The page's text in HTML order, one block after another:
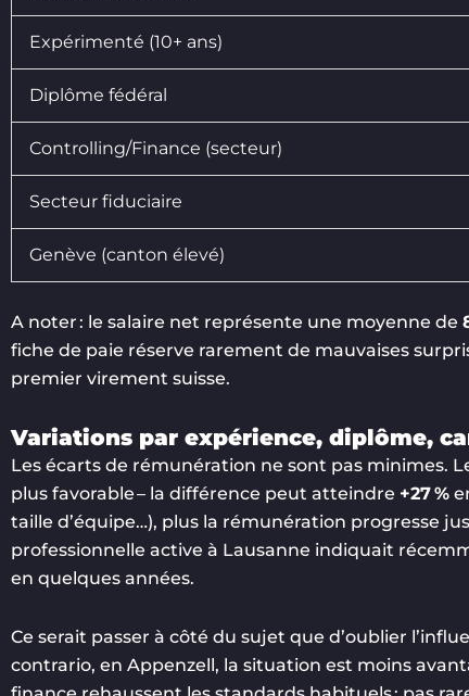
Expérimenté (10+ ans)
Diplôme fédéral
Controlling/Finance (secteur)
Secteur fiduciaire
Genève (canton élevé)
A noter : le salaire net représente une moyenne de
fiche de paie réserve rarement de mauvaises
premier virement suisse.
Variations par expérience, diplôme,
Les écarts de rémunération ne sont pas minimes.
plus favorable – la différence peut atteindre +27 %
taille d’équipe…), plus la rémunération progresse
professionnelle active à Lausanne indiquait
en quelques années.
Ce serait passer à côté du sujet que d’oublier
contrario, en Appenzell, la situation est moins